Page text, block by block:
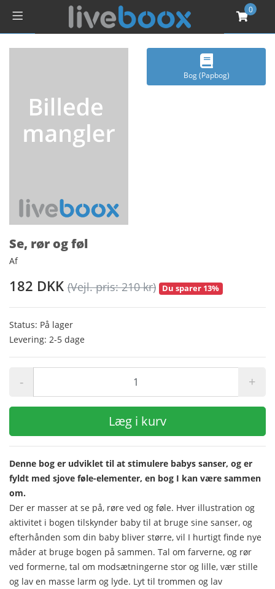
0
Bog (Papbog)
Se, rør og føl
Af
182 DKK (Vejl. pris: 210 kr) Du sparer 13%
Status: På lager
Levering: 2-5 dage
- +
Læg i kurv
Denne bog er udviklet til at stimulere babys sanser, og er
fyldt med sjove føle-elementer, en bog I kan være sammen
om.
Der er masser at se på, røre ved og føle. Hver illustration og
aktivitet i bogen tilskynder baby til at bruge sine sanser, og
efterhånden som din baby bliver større, vil I hurtigt finde nye
måder at bruge bogen på sammen. Tal om farverne, og rør
ved formerne, tal om modsætningerne stor og lille, vær stille
og lav en masse larm og lyde. Lyt til trommen og lav